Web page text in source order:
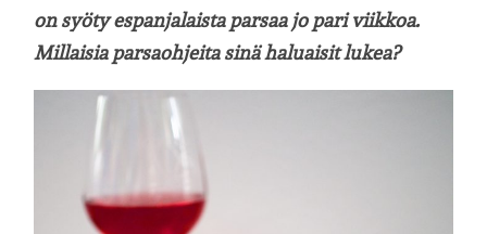
on syöty espanjalaista parsaa jo pari viikkoa.
Millaisia parsaohjeita sinä haluaisit lukea?